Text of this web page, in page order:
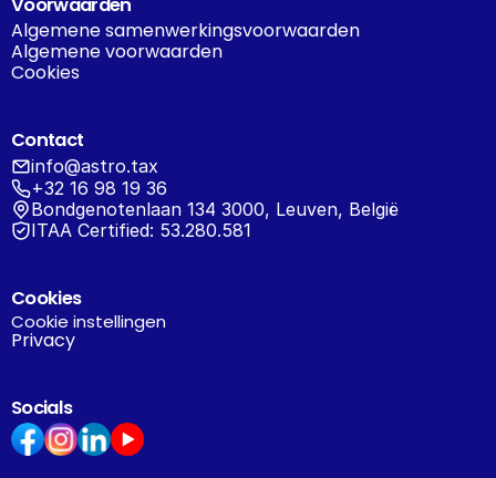
Algemene samenwerkingsvoorwaarden
Algemene voorwaarden
Cookies
Contact
info@astro.tax
+32 16 98 19 36
Bondgenotenlaan 134 3000, Leuven, België
ITAA Certified: 53.280.581
Cookies
Cookie instellingen
Privacy
Socials